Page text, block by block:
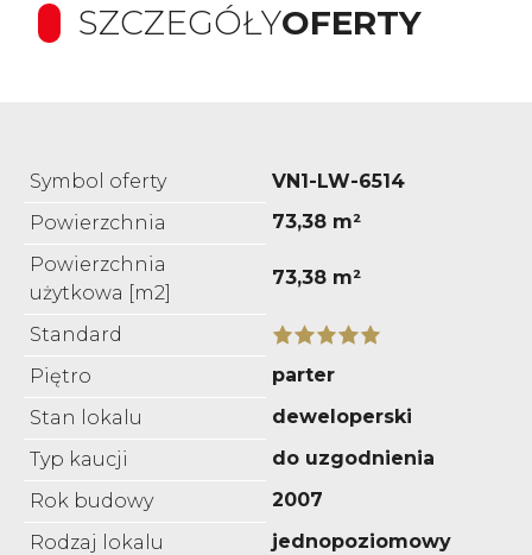
SZCZEGÓŁYOFERTY
Symbol oferty
VN1-LW-6514
Powierzchnia
73,38 m²
Powierzchnia
użytkowa [m2]
73,38 m²
Standard
Piętro
parter
Stan lokalu
deweloperski
Typ kaucji
do uzgodnienia
Rok budowy
2007
Rodzaj lokalu
jednopoziomowy